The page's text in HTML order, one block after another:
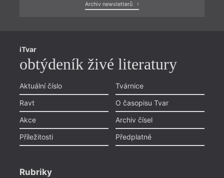
Archiv newsletterů
iTvar
obtýdeník živé literatury
Aktuální číslo
Ravt
Akce
Příležitosti
Tvárnice
O časopisu Tvar
Archiv čísel
Předplatné
Rubriky